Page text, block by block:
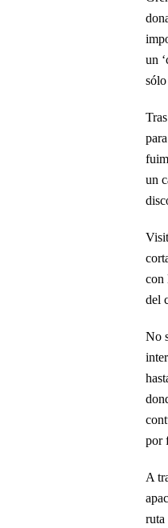
un
un
con
del
No
por
A
ruta